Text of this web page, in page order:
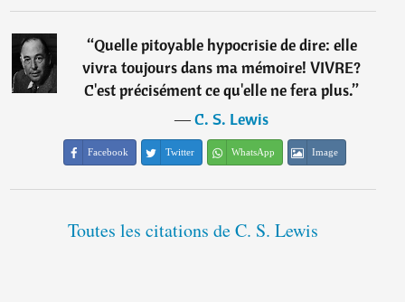
“Quelle pitoyable hypocrisie de dire: elle
vivra toujours dans ma mémoire! VIVRE?
C'est précisément ce qu'elle ne fera plus.”
―C. S. Lewis
Facebook Twitter WhatsApp Image
Toutes les citations de C. S. Lewis